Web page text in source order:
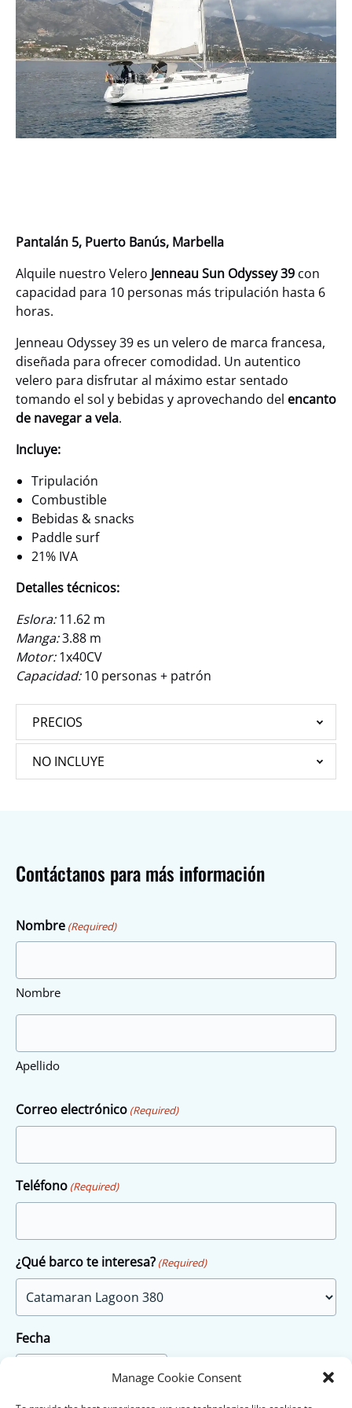
Manage Cookie Consent
Pantalán 5, Puerto Banús, Marbella
Alquile nuestro Velero Jenneau Sun Odyssey 39 con
capacidad para 10 personas más tripulación hasta 6
horas.
Jenneau Odyssey 39 es un velero de marca francesa,
diseñada para ofrecer comodidad. Un autentico
velero para disfrutar al máximo estar sentado
tomando el sol y bebidas y aprovechando del encanto
de navegar a vela.
Incluye:
Tripulación
Combustible
Bebidas & snacks
Paddle surf
21% IVA
Detalles técnicos:
Eslora:11.62 m
Manga:3.88 m
Motor:1x40CV
Capacidad:10 personas + patrón
PRECIOS
NO INCLUYE
Contáctanos para más información
Nombre (Required)
Nombre
Apellido
Correo electrónico (Required)
Teléfono (Required)
¿Qué barco te interesa? (Required)
Fecha